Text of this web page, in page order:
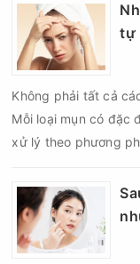
tự
Không phải tất cả
Mỗi loại mụn có đặc
xử lý theo phương
nên nghiêm trọng
thâm hoặc sẹo khó